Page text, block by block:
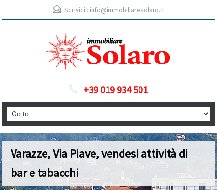
Scrivici : info@immobiliaresolaro.it
+39 019 934 501
Varazze, Via Piave, vendesi attività di
bar e tabacchi